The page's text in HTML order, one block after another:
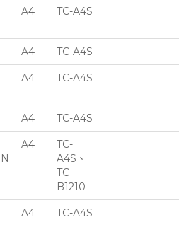
A4 TC-A4S
A4 TC-A4S
A4 TC-A4S
A4 TC-A4S
A4
TC-
A4S、
TC-
B1210
A4 TC-A4S